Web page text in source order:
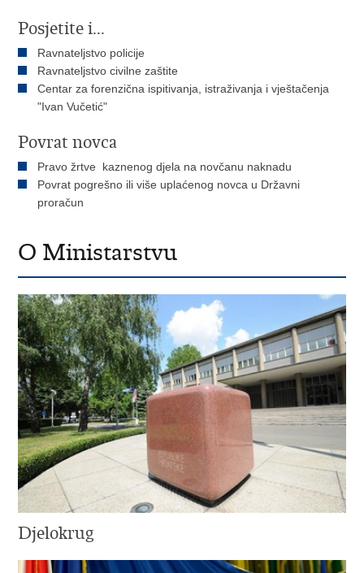
Posjetite i...
Ravnateljstvo policije
Ravnateljstvo civilne zaštite
Centar za forenzična ispitivanja, istraživanja i vještačenja
"Ivan Vučetić"
Povrat novca
Pravo žrtve kaznenog djela na novčanu naknadu
Povrat pogrešno ili više uplaćenog novca u Državni
proračun
O Ministarstvu
Djelokrug